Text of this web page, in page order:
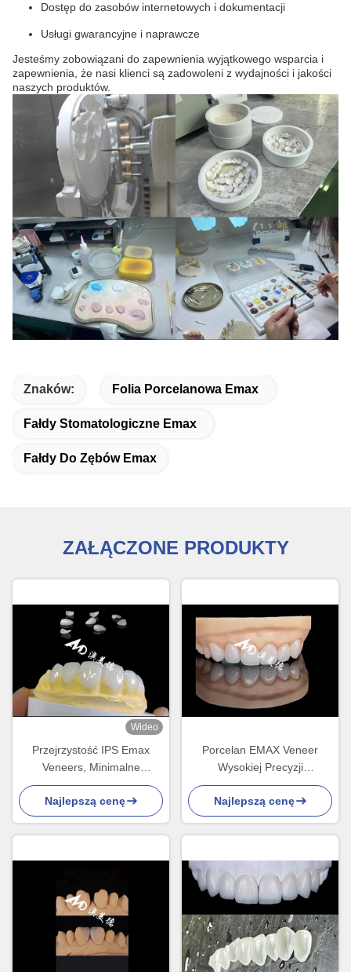
Dostęp do zasobów internetowych i dokumentacji
Usługi gwarancyjne i naprawcze
Jesteśmy zobowiązani do zapewnienia wyjątkowego wsparcia i
zapewnienia, że nasi klienci są zadowoleni z wydajności i jakości
naszych produktów.
Znaków: Folia Porcelanowa Emax
Fałdy Stomatologiczne Emax
Fałdy Do Zębów Emax
ZAŁĄCZONE PRODUKTY
Wideo
Przejrzystość IPS Emax
Veneers, Minimalne
przygotowanie Emax Dental
Veneers
Najlepszą cenę
Porcelan EMAX Veneer
Wysokiej Precyzji
Restauracje estetyczne z
wyższą trwałością
Najlepszą cenę